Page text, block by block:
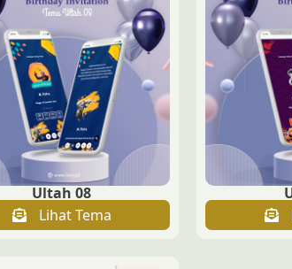
Ultah 08
Lihat Tema